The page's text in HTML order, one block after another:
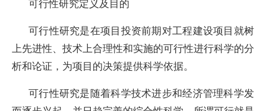
可行性研究定义及目的
可行性研究是在项目投资前期对工程建设项目就树
上先进性、技术上合理性和实施的可行性进行科学的分
析和论证，为项目的决策提供科学依据。
可行性研究是随着科学技术进步和经济管理科学发